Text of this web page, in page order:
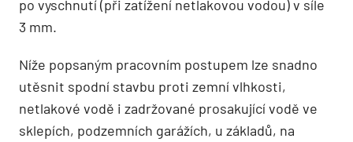
po vyschnutí (při zatížení netlakovou vodou) v síle
3 mm.
Níže popsaným pracovním postupem lze snadno
utěsnit spodní stavbu proti zemní vlhkosti,
netlakové vodě i zadržované prosakující vodě ve
sklepích, podzemních garážích, u základů, na